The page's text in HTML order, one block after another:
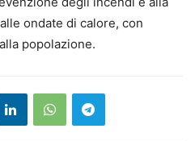
ondate di calore, con
popolazione.